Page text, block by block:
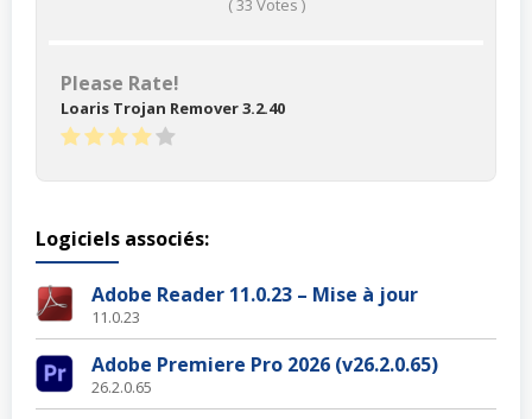
(33 Votes )
Please Rate!
Loaris Trojan Remover 3.2.40
Logiciels associés:
Adobe Reader 11.0.23 – Mise à jour
11.0.23
Adobe Premiere Pro 2026 (v26.2.0.65)
26.2.0.65